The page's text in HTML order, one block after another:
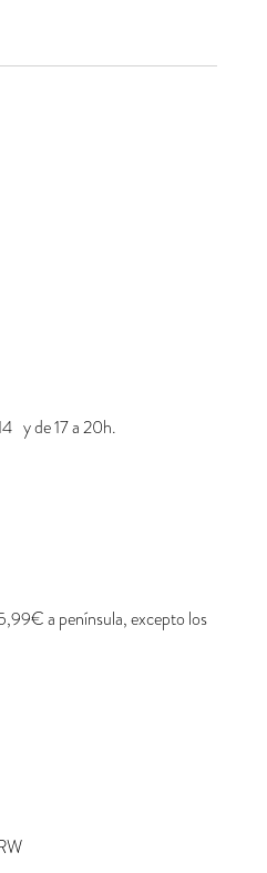
y de 17 a 20h.
a península, excepto los